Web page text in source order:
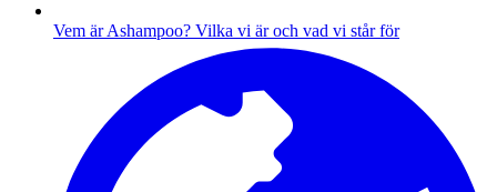
Vem är Ashampoo? Vilka vi är och vad vi står för